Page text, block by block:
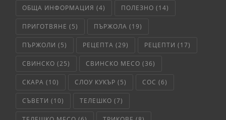
ОБЩА ИНФОРМАЦИЯ (4) ПОЛЕЗНО (14)
ПРИГОТВЯНЕ (5) ПЪРЖОЛА (19)
ПЪРЖОЛИ (5) РЕЦЕПТА (29) РЕЦЕПТИ (17)
СВИНСКО (25) СВИНСКО МЕСО (36)
СКАРА (10) СЛОУ КУКЪР (5) СОС (6)
СЪВЕТИ (10) ТЕЛЕШКО (7)